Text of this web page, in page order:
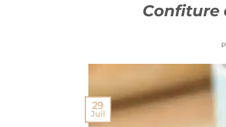
Confiture
29
Juil